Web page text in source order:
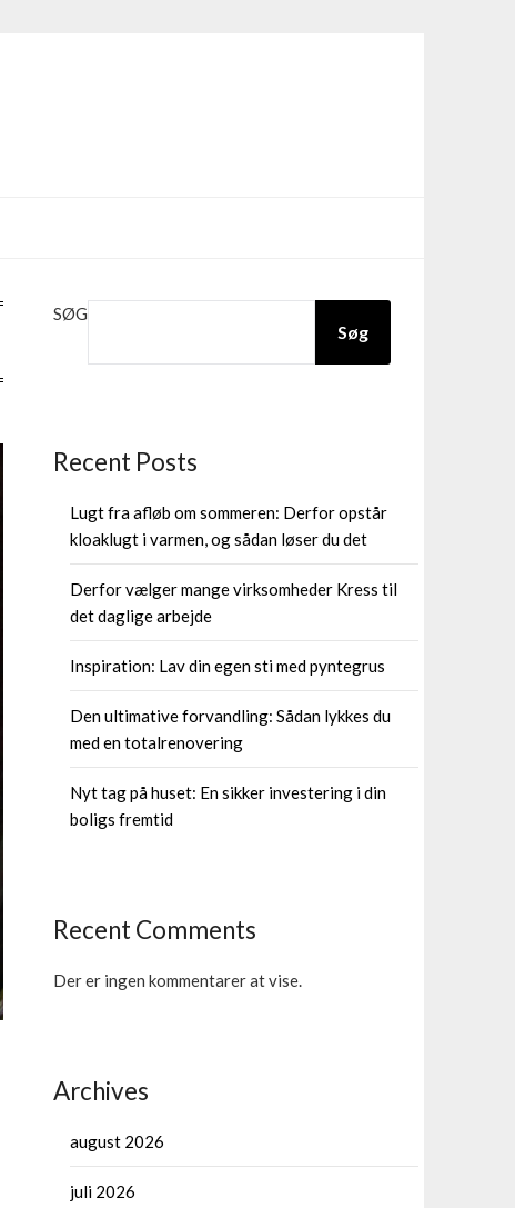
SØG
Søg
Recent Posts
Lugt fra afløb om sommeren: Derfor opstår
kloaklugt i varmen, og sådan løser du det
Derfor vælger mange virksomheder Kress til
det daglige arbejde
Inspiration: Lav din egen sti med pyntegrus
Den ultimative forvandling: Sådan lykkes du
med en totalrenovering
Nyt tag på huset: En sikker investering i din
boligs fremtid
Recent Comments
Der er ingen kommentarer at vise.
Archives
august 2026
juli 2026